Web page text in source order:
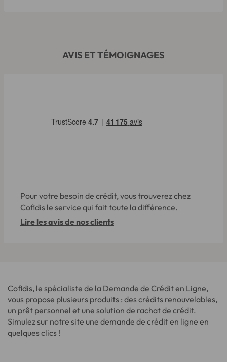
AVIS ET TÉMOIGNAGES
Pour votre besoin de crédit, vous trouverez chez
Cofidis le service qui fait toute la différence.
Lire les avis de nos clients
Cofidis, le spécialiste de la Demande de Crédit en Ligne,
vous propose plusieurs produits : des crédits renouvelables,
un prêt personnel et une solution de rachat de crédit.
Simulez sur notre site une demande de crédit en ligne en
quelques clics !